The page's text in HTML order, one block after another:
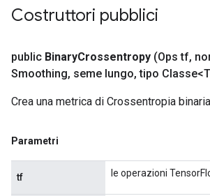
Costruttori pubblici
public BinaryCrossentropy (Ops tf,
Smoothing, seme lungo, tipo
Crea una metrica di Crossentropia binaria
Parametri
tf le operazioni